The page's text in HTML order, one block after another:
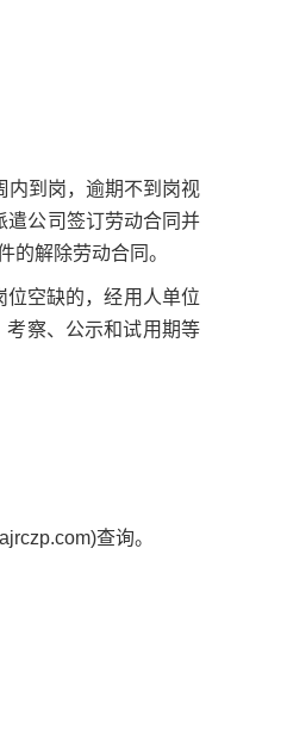
内到岗，逾期不到岗视
遣公司签订劳动合同并
的解除劳动合同。
空缺的，经用人单位
考察、公示和试用期等
查询。